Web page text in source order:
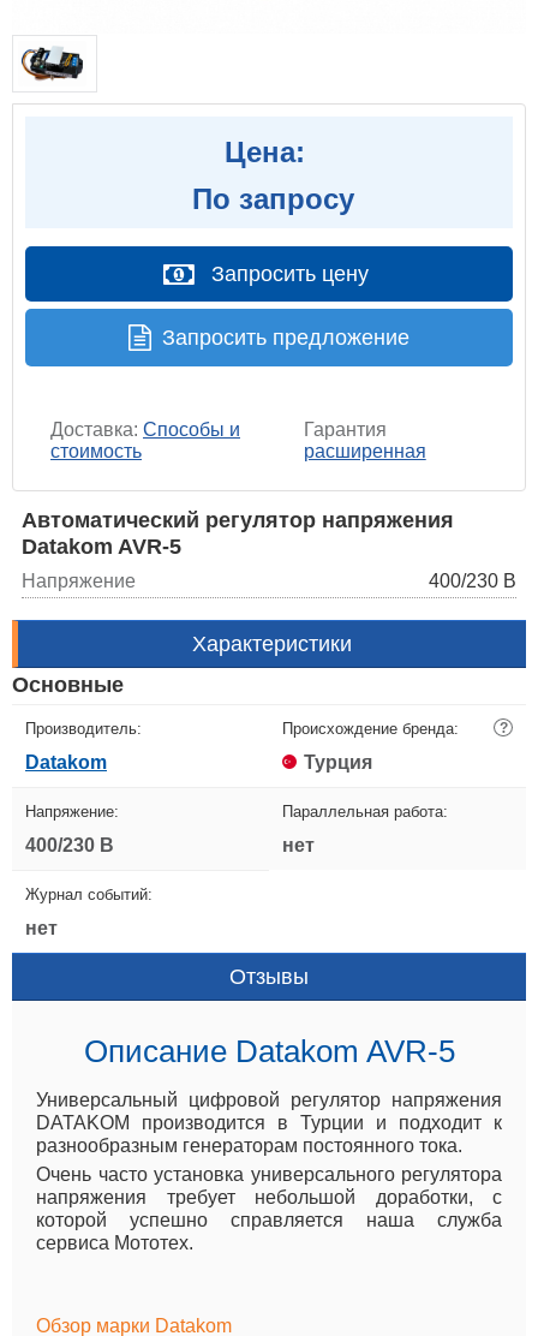
Цена:
По запросу
Запросить цену
Запросить предложение
Доставка: Способы и
стоимость
Гарантия
расширенная
Автоматический регулятор напряжения
Datakom AVR-5
Напряжение 400/230 В
Характеристики
Основные
Производитель:
Datakom
Происхождение бренда: ?
Турция
Напряжение:
400/230 В
Параллельная работа:
нет
Журнал событий:
нет
Отзывы
Описание Datakom AVR-5
Универсальный цифровой регулятор напряжения
DATAKOM производится в Турции и подходит к
разнообразным генераторам постоянного тока.
Очень часто установка универсального регулятора
напряжения требует небольшой доработки, с
которой успешно справляется наша служба
сервиса Мототех.
Обзор марки Datakom